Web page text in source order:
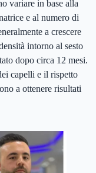
variare in base alla
e al numero di
a crescere
intorno al sesto
dopo circa 12 mesi.
capelli e il rispetto
a ottenere risultati